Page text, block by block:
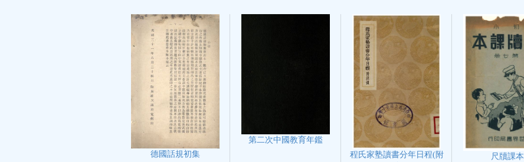
德國話規初集
第二次中國教育年鑑
程氏家塾讀書分年日程(附
尺牘課本